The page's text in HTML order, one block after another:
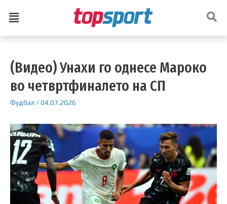
(Видео) Унахи го однесе Мароко
во четвртфиналето на СП
Фудбал /04.07.2026